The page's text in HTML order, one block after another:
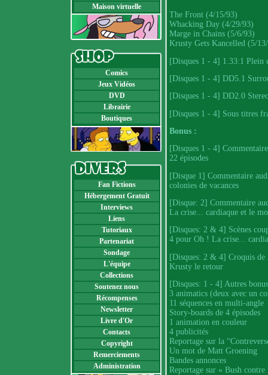
Maison virtuelle
Comics
Jeux Vidéos
DVD
Librairie
Boutiques
Fan Fictions
Hébergement Gratuit
Interviews
Liens
Tutoriaux
Partenariat
Sondage
L'équipe
Collections
Soutenez nous
Récompenses
Newsletter
Livre d'Or
Contacts
Copyright
Remerciements
Administration
The Front (4/15/93)
Whacking Day (4/29/93)
Marge in Chains (5/6/93)
Krusty Gets Kancelled (5/
[Disques 1 - 4] 1.33:1 Plein
[Disques 1 - 4] DD5.1
[Disques 1 - 4] DD2.0
[Disques 1 - 4] Sous titres
Bonus :
[Disques 1 - 4]
22 épisodes
[Disque 1] Commentaire
colonies de vacances
[Disque: 2] Commentaire
La crise... cardiaque et le
[Disques: 2 & 4] Scènes
4 pour Oh ! La crise...
[Disques: 2 & 4] Croquis de
Krusty le retour
[Disques: 1 - 4] Autres
3 animatics (deux avec un
11 séquences en multi-angle
Story-boards de 4 épisodes
1 animation en couleur
4 publicités
Reportage sur la
Un mot de Matt Groening
Bandes annonces
Reportage sur « Bush contre